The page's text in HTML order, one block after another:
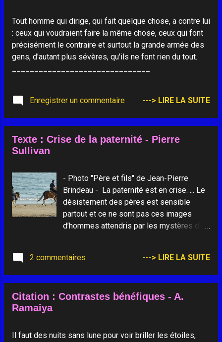
fenêtres. Vous verrez tout à la télé, hormis les heurs et
les malheurs de tant de matelots, de tant de capitaines. ...
C'est faire injure à ceux qui affrontent et la lame et le
vent que de ne voir l'océan que par la lorgnette de la...
Tout homme qui dirige, qui fait quelque chose, a contre lui
: ceux qui voudraient faire la même chose, ceux qui font
précisément le contraire et surtout la grande armée des
gens, d'autant plus sévères, qu'ils ne font rien du tout.
Enregistrer un commentaire ---> LIRE LA SUITE
Texte : Crise de la paternité - Pierre
Sullivan
- Photo "Père et fils" de Jean-Pierre
Brindeau - La paternité est en crise. ... Le
désistement des pères est sensible
partout et ce ne sont pas ces images
d’hommes attendris par les mystères de
cherchent conjointement à nous vendre,
qui nous rassurent. Qui va décider du
monde s’il n’y a plus de pères ? S’il n’y a
plus que des assistants-maternels ? ...
2 commentaires ---> LIRE LA SUITE
Citation : Contrastes bénéfiques - A.
Ramaiya
Il faut des nuits sans lune pour voir briller les étoiles,